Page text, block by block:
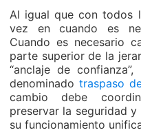
Al igual que con todos
vez en cuando es
Cuando es necesario
parte superior de la
“anclaje de
denominadotraspaso
cambio debe
preservar la seguridad
su funcionamiento